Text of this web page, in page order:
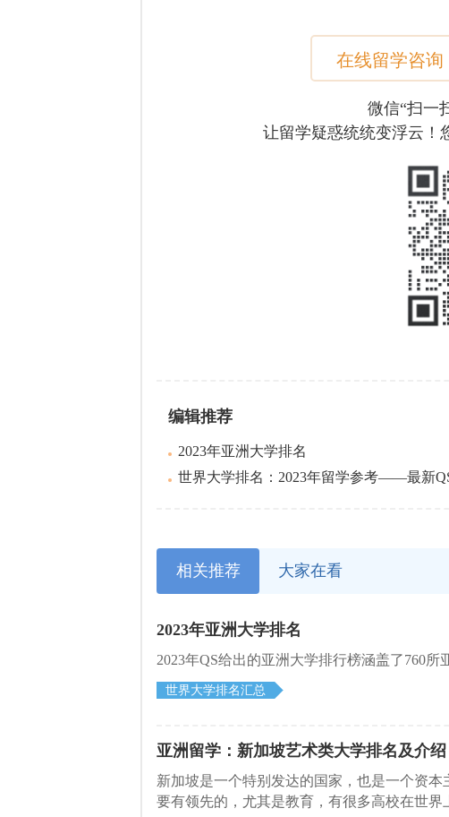
在线留学咨询
微信“扫一
让留学疑惑统统变浮云！
编辑推荐
2023年亚洲大学排名
世界大学排名：2023年留学参考——最新QS大学
相关推荐 大家在看
2023年亚洲大学排名
2023年QS给出的亚洲大学排行榜涵盖了760
世界大学排名汇总
亚洲留学：新加坡艺术类大学排名及介绍
新加坡是一个特别发达的国家，也是一个资
要有领先的，尤其是教育，有很多高校在世